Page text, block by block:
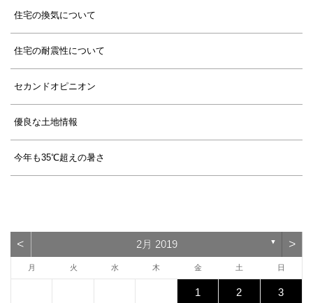
住宅の換気について
住宅の耐震性について
セカンドオピニオン
優良な土地情報
今年も35℃超えの暑さ
< 2月 2019 ▼ >
月 火 水 木 金 土 日
1 2 3